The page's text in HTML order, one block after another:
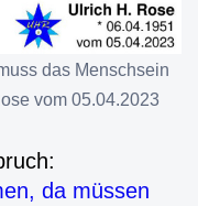
das Menschsein
vom 05.04.2023
da müssen